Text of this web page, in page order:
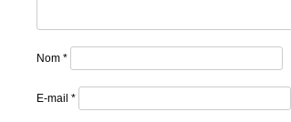
Nom *
E-mail *